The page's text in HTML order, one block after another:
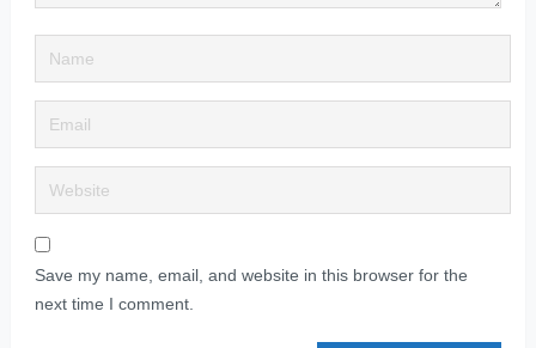
Save my name, email, and website in this browser for the
next time I comment.